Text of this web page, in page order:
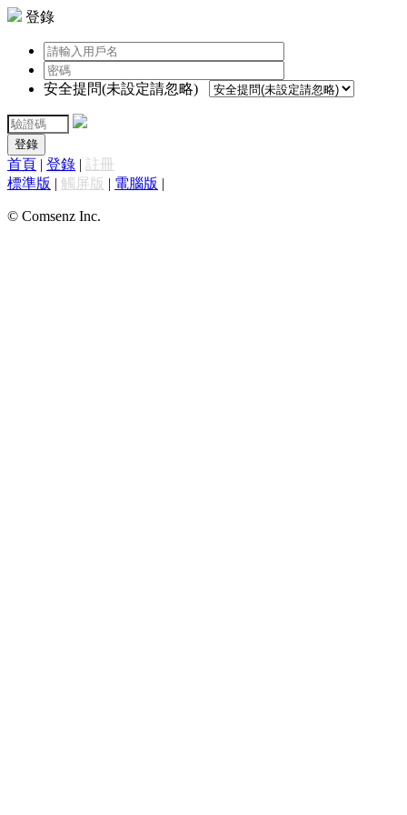
登錄
安全提問(未設定請忽略)
登錄
首頁 | 登錄 | 註冊
標準版 | 觸屏版 | 電腦版 |
© Comsenz Inc.